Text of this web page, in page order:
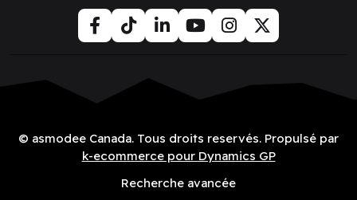
© asmodee Canada. Tous droits reservés. Propulsé par
k-ecommerce pour Dynamics GP
Recherche avancée